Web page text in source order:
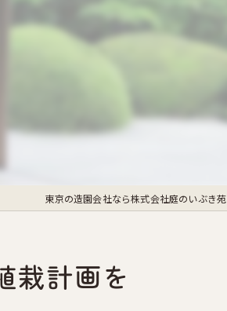
東京の造園会社なら株式会社庭のいぶき苑
栽計画を